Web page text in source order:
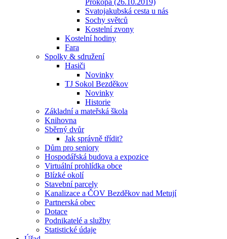
Prokopa (26.10.2019)
Svatojakubská cesta u nás
Sochy světců
Kostelní zvony
Kostelní hodiny
Fara
Spolky & sdružení
Hasiči
Novinky
TJ Sokol Bezděkov
Novinky
Historie
Základní a mateřská škola
Knihovna
Sběrný dvůr
Jak správně třídit?
Dům pro seniory
Hospodářská budova a expozice
Virtuální prohlídka obce
Blízké okolí
Stavební parcely
Kanalizace a ČOV Bezděkov nad Metují
Partnerská obec
Dotace
Podnikatelé a služby
Statistické údaje